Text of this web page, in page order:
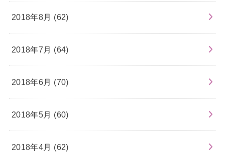
2018年8月 (62)
2018年7月 (64)
2018年6月 (70)
2018年5月 (60)
2018年4月 (62)